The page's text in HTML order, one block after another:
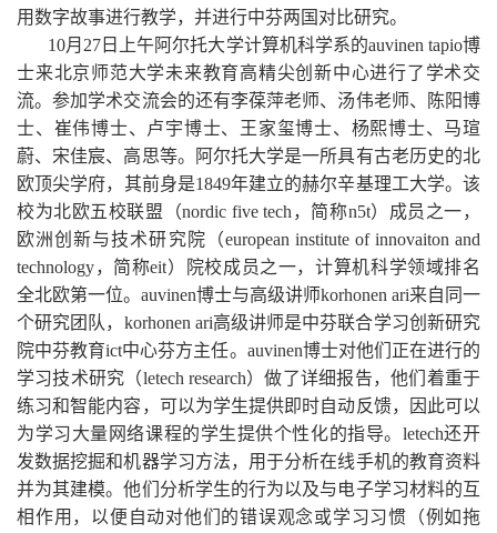
用数字故事进行教学，并进行中芬两国对比研究。
10月 27 日上午阿尔托大学计算机科学系的auvinen tapio博
士来北京师范大学未来教育高精尖创新中心进行了学术交
流。参加学术交流会的还有李葆萍老师、汤伟老师、陈阳博
士、崔伟博士、卢宇博士、王家玺博士、杨熙博士、马瑄
蔚、宋佳宸、高思等。阿尔托大学是一所具有古老历史的北
欧顶尖学府，其前身是1849年建立的赫尔辛基理工大学。该
校为北欧五校联盟（nordic five tech ，简称n5t）成员之一，
欧洲创新与技术研究院（european institute of innovaiton and
technology，简称eit）院校成员之一，计算机科学领域排名
全北欧第一位。 auvinen博士与高级讲师korhonen ari来自同一
个研究团队， korhonen ari高级讲师是中芬联合学习创新研究
院中芬教育ict中心芬方主任。 auvinen博士对他们正在进行的
学习技术研究（letech research）做了详细报告，他们着重于
练习和智能内容，可以为学生提供即时自动反馈，因此可以
为学习大量网络课程的学生提供个性化的指导。 letech还开
发数据挖掘和机器学习方法，用于分析在线手机的教育资料
并为其建模。他们分析学生的行为以及与电子学习材料的互
相作用，以便自动对他们的错误观念或学习习惯（例如拖